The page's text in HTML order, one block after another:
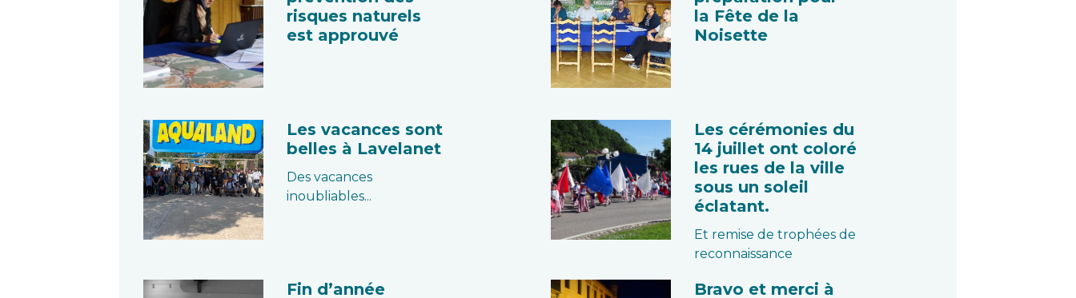
risques naturels
est approuvé
la Fête de la
Noisette
Les vacances sont
belles à Lavelanet
Des vacances
inoubliables...
Les cérémonies du
14 juillet ont coloré
les rues de la ville
sous un soleil
éclatant.
Et remise de trophées de
reconnaissance
Fin d’année
Bravo et merci à